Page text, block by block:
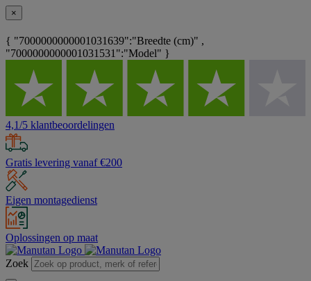
×
{ "7000000000001031639":"Breedte (cm)" ,
"7000000000001031531":"Model" }
4,1/5 klantbeoordelingen
Gratis levering vanaf €200
Eigen montagedienst
Oplossingen op maat
Zoek